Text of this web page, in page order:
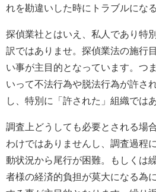
れを勘違いした時にトラブルにな
探偵業社とはいえ、私人であり特
訳ではありませ。探偵業法の施行
い事が主目的となっています。つ
いって不法行為や脱法行為が許さ
し、特別に「許された」組織では
調査上どうしても必要とされる場
わけではありませんし、調査過程
動状況から尾行が困難。もしくは
者様の経済的負担が莫大になる為